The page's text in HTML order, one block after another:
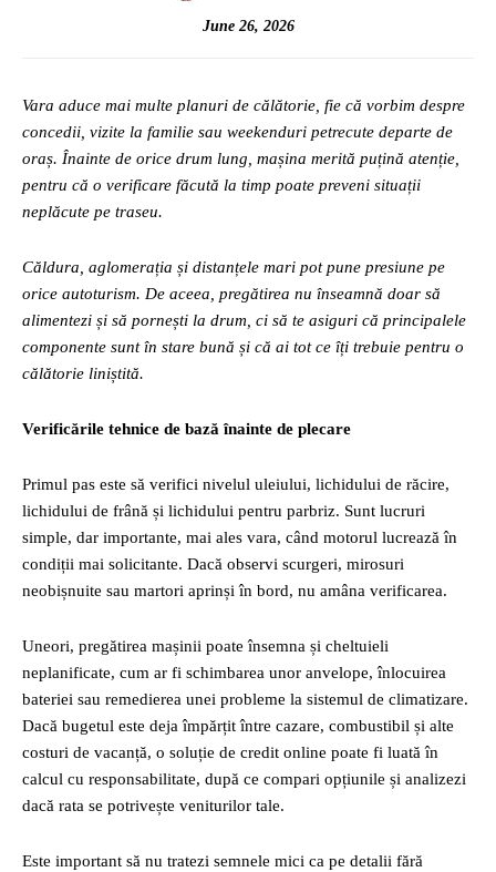
June 26, 2026
Vara aduce mai multe planuri de călătorie, fie că vorbim despre
concedii, vizite la familie sau weekenduri petrecute departe de
oraș. Înainte de orice drum lung, mașina merită puțină atenție,
pentru că o verificare făcută la timp poate preveni situații
neplăcute pe traseu.
Căldura, aglomerația și distanțele mari pot pune presiune pe
orice autoturism. De aceea, pregătirea nu înseamnă doar să
alimentezi și să pornești la drum, ci să te asiguri că principalele
componente sunt în stare bună și că ai tot ce îți trebuie pentru o
călătorie liniștită.
Verificările tehnice de bază înainte de plecare
Primul pas este să verifici nivelul uleiului, lichidului de răcire,
lichidului de frână și lichidului pentru parbriz. Sunt lucruri
simple, dar importante, mai ales vara, când motorul lucrează în
condiții mai solicitante. Dacă observi scurgeri, mirosuri
neobișnuite sau martori aprinși în bord, nu amâna verificarea.
Uneori, pregătirea mașinii poate însemna și cheltuieli
neplanificate, cum ar fi schimbarea unor anvelope, înlocuirea
bateriei sau remedierea unei probleme la sistemul de climatizare.
Dacă bugetul este deja împărțit între cazare, combustibil și alte
costuri de vacanță, o soluție de credit online poate fi luată în
calcul cu responsabilitate, după ce compari opțiunile și analizezi
dacă rata se potrivește veniturilor tale.
Este important să nu tratezi semnele mici ca pe detalii fără